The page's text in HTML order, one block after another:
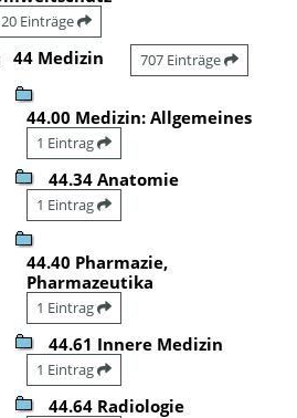
20 Einträge
44 Medizin 707 Einträge
44.00 Medizin: Allgemeines
1 Eintrag
44.34 Anatomie
1 Eintrag
44.40 Pharmazie,
Pharmazeutika
1 Eintrag
44.61 Innere Medizin
1 Eintrag
44.64 Radiologie